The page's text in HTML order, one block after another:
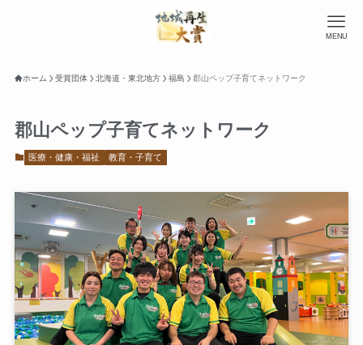
MENU
ホーム 受賞団体 北海道・東北地方 福島 郡山ペップ子育てネットワーク
郡山ペップ子育てネットワーク
医療・健康・福祉 教育・子育て